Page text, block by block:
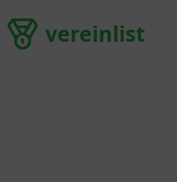
vereinlistvereinlist